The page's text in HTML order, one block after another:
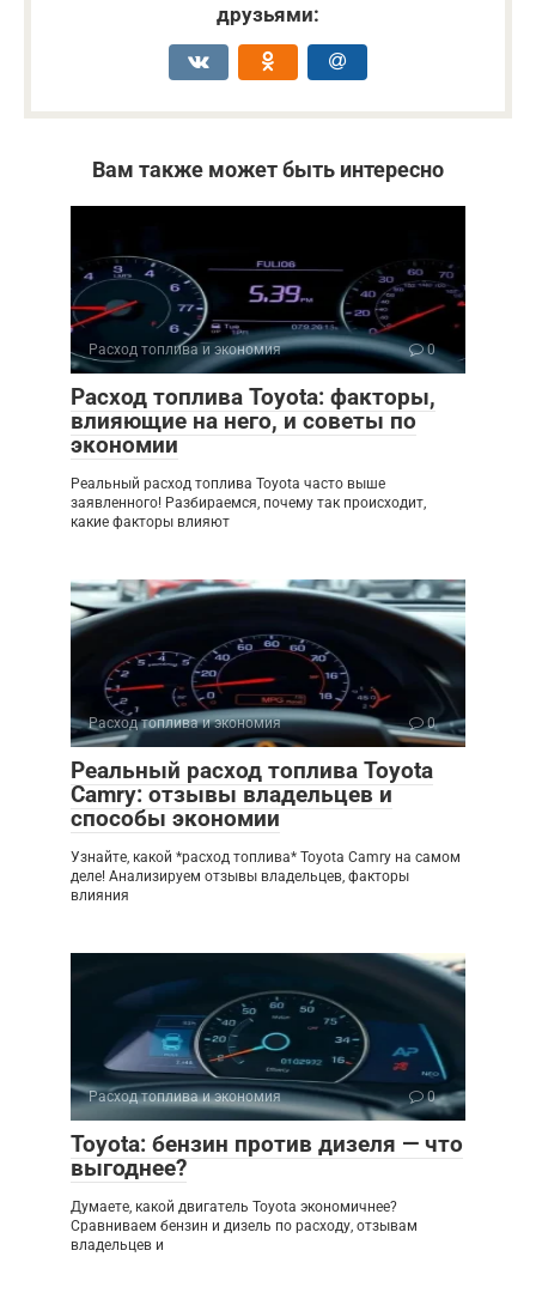
друзьями:
Вам также может быть интересно
Расход топлива и экономия 0
Расход топлива Toyota: факторы,
влияющие на него, и советы по
экономии
Реальный расход топлива Toyota часто выше
заявленного! Разбираемся, почему так происходит,
какие факторы влияют
Расход топлива и экономия 0
Реальный расход топлива Toyota
Camry: отзывы владельцев и
способы экономии
Узнайте, какой *расход топлива* Toyota Camry на самом
деле! Анализируем отзывы владельцев, факторы
влияния
Расход топлива и экономия 0
Toyota: бензин против дизеля — что
выгоднее?
Думаете, какой двигатель Toyota экономичнее?
Сравниваем бензин и дизель по расходу, отзывам
владельцев и